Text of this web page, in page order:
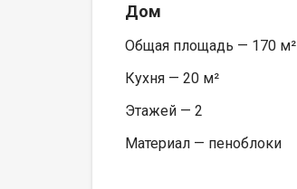
Дом
Общая площадь — 170 м²
Кухня — 20 м²
Этажей — 2
Материал — пеноблоки